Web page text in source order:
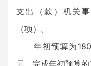
支出（款）机关
（项）。
年初预算为
元，完成年初预算的